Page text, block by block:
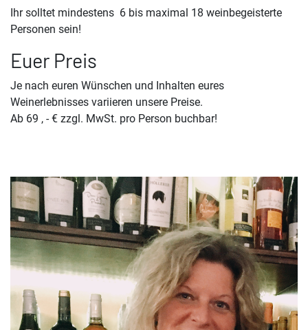
Ihr solltet mindestens 6 bis maximal 18 weinbegeisterte
Personen sein!
Euer Preis
Je nach euren Wünschen und Inhalten eures
Weinerlebnisses variieren unsere Preise.
Ab 69 , - € zzgl. MwSt. pro Person buchbar!